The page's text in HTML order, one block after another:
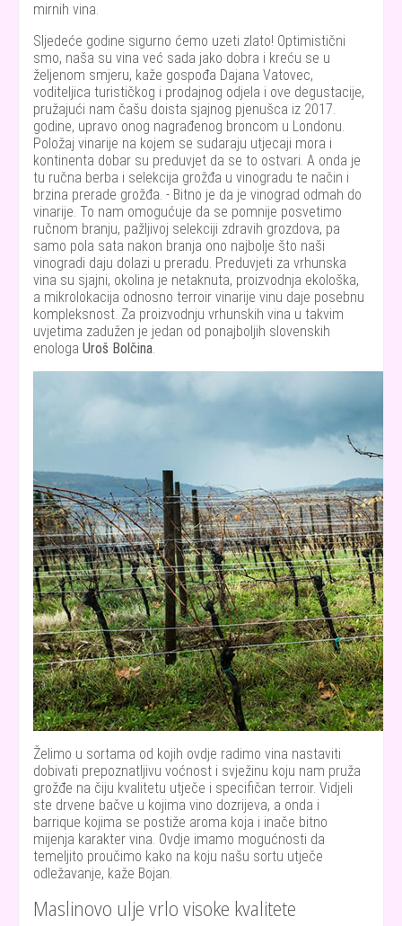
mirnih vina.
Sljedeće godine sigurno ćemo uzeti zlato! Optimistični
smo, naša su vina već sada jako dobra i kreću se u
željenom smjeru, kaže gospođa Dajana Vatovec,
voditeljica turističkog i prodajnog odjela i ove degustacije,
pružajući nam čašu doista sjajnog pjenušca iz 2017.
godine, upravo onog nagrađenog broncom u Londonu.
Položaj vinarije na kojem se sudaraju utjecaji mora i
kontinenta dobar su preduvjet da se to ostvari. A onda je
tu ručna berba i selekcija grožđa u vinogradu te način i
brzina prerade grožđa. - Bitno je da je vinograd odmah do
vinarije. To nam omogućuje da se pomnije posvetimo
ručnom branju, pažljivoj selekciji zdravih grozdova, pa
samo pola sata nakon branja ono najbolje što naši
vinogradi daju dolazi u preradu. Preduvjeti za vrhunska
vina su sjajni, okolina je netaknuta, proizvodnja ekološka,
a mikrolokacija odnosno terroir vinarije vinu daje posebnu
kompleksnost. Za proizvodnju vrhunskih vina u takvim
uvjetima zadužen je jedan od ponajboljih slovenskih
enologa Uroš Bolčina.
Želimo u sortama od kojih ovdje radimo vina nastaviti
dobivati prepoznatljivu voćnost i svježinu koju nam pruža
grožđe na čiju kvalitetu utječe i specifičan terroir. Vidjeli
ste drvene bačve u kojima vino dozrijeva, a onda i
barrique kojima se postiže aroma koja i inače bitno
mijenja karakter vina. Ovdje imamo mogućnosti da
temeljito proučimo kako na koju našu sortu utječe
odležavanje, kaže Bojan.
Maslinovo ulje vrlo visoke kvalitete